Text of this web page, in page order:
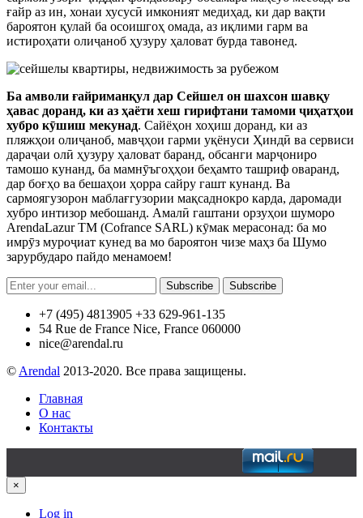
ғайр аз ин, хонаи хусусӣ имконият медиҳад, ки дар вақти
бароятон қулай ба осоишгоҳ омада, аз иқлими гарм ва
истироҳати олиҷаноб ҳузуру ҳаловат бурда тавонед.
Ба амволи ғайриманқул дар Сейшел он шахсон шавқу
ҳавас доранд, ки аз ҳаёти хеш гирифтани тамоми ҷиҳатҳои
хубро кӯшиш мекунад. Сайёҳон хоҳиш доранд, ки аз
пляжҳои олиҷаноб, мавҷҳои гарми уқёнуси Ҳиндӣ ва сервиси
дараҷаи олӣ ҳузуру ҳаловат баранд, обсанги марҷониро
тамошо кунанд, ба мамнӯъгоҳҳои беҳамто ташриф оваранд,
дар боғҳо ва бешаҳои ҳорра сайру гашт кунанд. Ва
сармоягузорон маблағгузории мақсаднокро карда, даромади
хубро интизор мебошанд. Амалӣ гаштани орзуҳои шуморо
ArendaLazur TM (Cofrance SARL) кӯмак мерасонад: ба мо
имрӯз муроҷиат кунед ва мо бароятон чизе маҳз ба Шумо
зарурбударо пайдо менамоем!
Subscribe Subscribe
+7 (495) 4813905 +33 629-961-135
54 Rue de France Nice, France 060000
nice@arendal.ru
©Arendal 2013-2020. Все права защищены.
Главная
О нас
Контакты
×
Log in